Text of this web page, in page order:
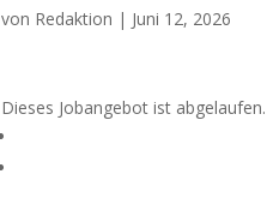
von Redaktion | Juni 12, 2026
Dieses Jobangebot ist abgelaufen.